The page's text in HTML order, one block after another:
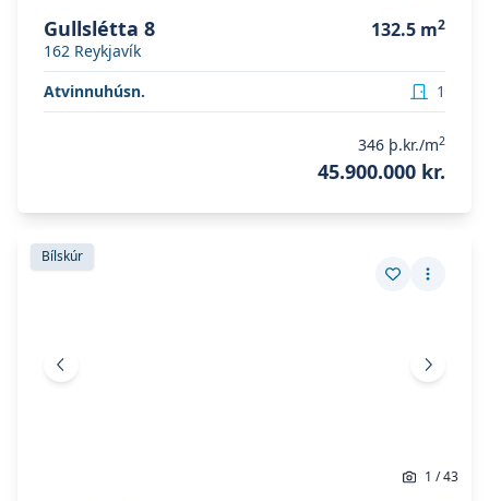
Gullslétta 8
162 Reykjavík
132.5 m2
Atvinnuhúsn. 1
346 þ.kr./m2
45.900.000 kr.
Skoða eignina
Bílskúr
Vista eign
Fleiri
Skoða eignina
Fyrri mynd Næsta
1 /43